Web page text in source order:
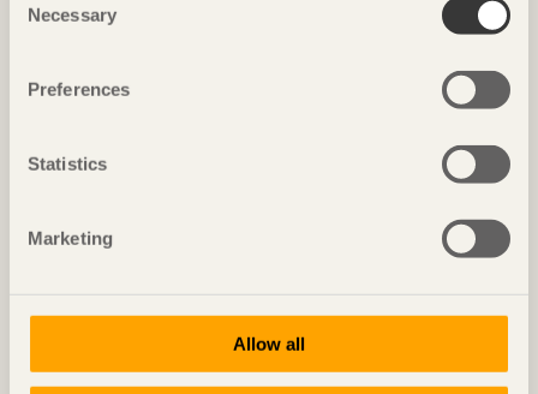
Selection
Necessary
Preferences
Statistics
Marketing
Allow all
Hus för Marebito
NOTERAT